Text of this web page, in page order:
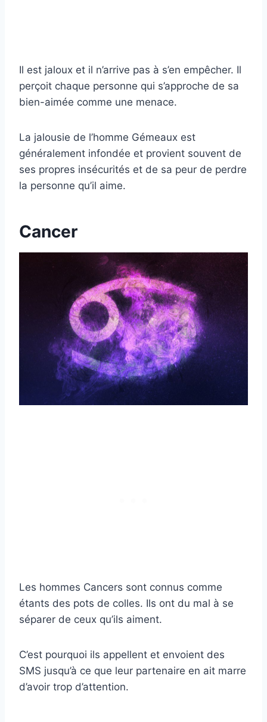
Il est jaloux et il n’arrive pas à s’en empêcher. Il
perçoit chaque personne qui s’approche de sa
bien-aimée comme une menace.
La jalousie de l’homme Gémeaux est
généralement infondée et provient souvent de
ses propres insécurités et de sa peur de perdre
la personne qu’il aime.
Cancer
Les hommes Cancers sont connus comme
étants des pots de colles. Ils ont du mal à se
séparer de ceux qu’ils aiment.
C’est pourquoi ils appellent et envoient des
SMS jusqu’à ce que leur partenaire en ait marre
d’avoir trop d’attention.